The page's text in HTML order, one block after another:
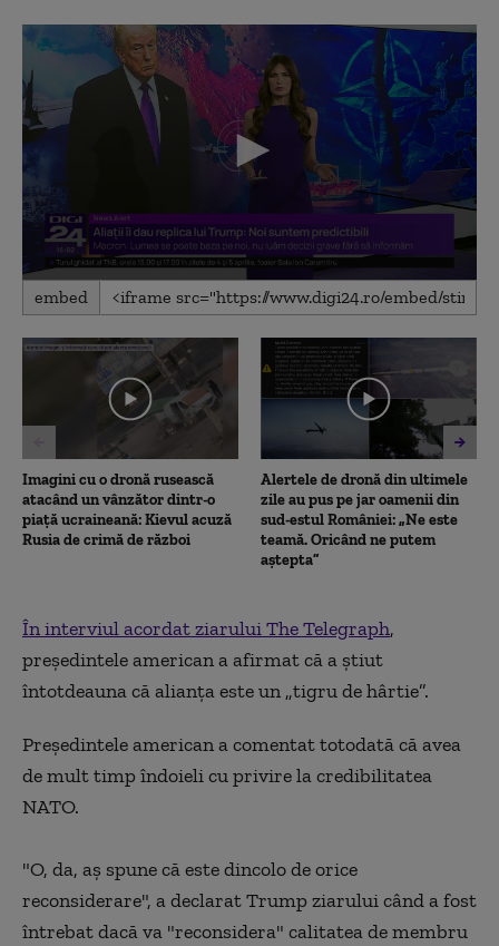
0
seconds
1
minute,
embed
Imagini cu o dronă rusească
atacând un vânzător dintr-o
piață ucraineană: Kievul acuză
Rusia de crimă de război
Alertele de dronă din ultimele
zile au pus pe jar oamenii din
sud-estul României: „Ne este
teamă. Oricând ne putem
aștepta”
În interviul acordat ziarului The Telegraph,
președintele american a afirmat că a știut
întotdeauna că alianța este un „tigru de hârtie”.
Preşedintele american a comentat totodată că avea
de mult timp îndoieli cu privire la credibilitatea
NATO.
"O, da, aş spune că este dincolo de orice
reconsiderare", a declarat Trump ziarului când a fost
întrebat dacă va "reconsidera" calitatea de membru